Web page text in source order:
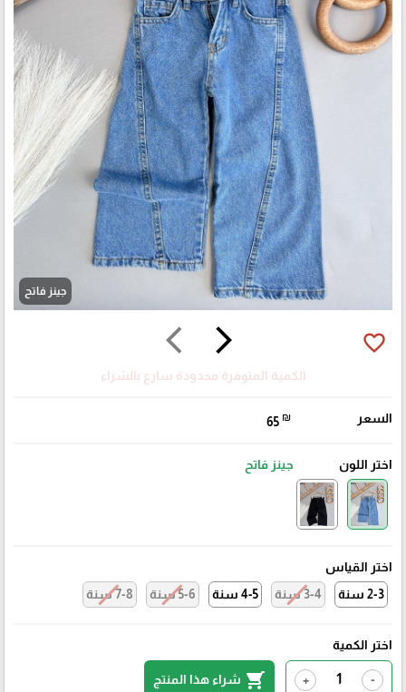
جينز فاتح
arrow_forward_ios
arrow_back_ios favorite_border
الكمية المتوفرة محدودة سارع بالشراء
السعر 65 ₪
اختر اللون جينز فاتح
اختر القياس
2-3 سنة
3-4 سنة 4-5 سنة 5-6 سنة 7-8 سنة
اختر الكمية
-
+
shopping_cart شراء هذا المنتج